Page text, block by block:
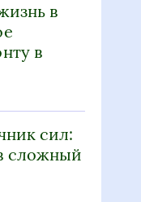
в
в
сил:
сложный